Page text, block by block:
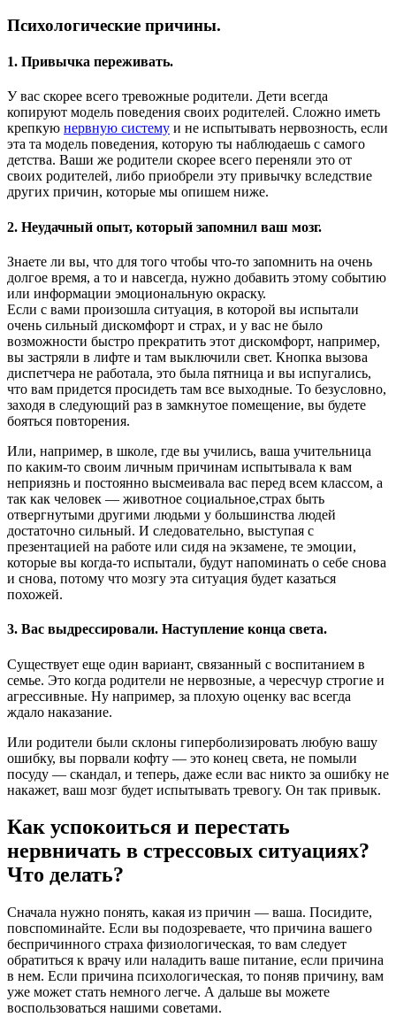
Психологические причины.
1. Привычка переживать.
У вас скорее всего тревожные родители. Дети всегда
копируют модель поведения своих родителей. Сложно иметь
крепкую нервную систему и не испытывать нервозность, если
эта та модель поведения, которую ты наблюдаешь с самого
детства. Ваши же родители скорее всего переняли это от
своих родителей, либо приобрели эту привычку вследствие
других причин, которые мы опишем ниже.
2. Неудачный опыт, который запомнил ваш мозг.
Знаете ли вы, что для того чтобы что-то запомнить на очень
долгое время, а то и навсегда, нужно добавить этому событию
или информации эмоциональную окраску.
Если с вами произошла ситуация, в которой вы испытали
очень сильный дискомфорт и страх, и у вас не было
возможности быстро прекратить этот дискомфорт, например,
вы застряли в лифте и там выключили свет. Кнопка вызова
диспетчера не работала, это была пятница и вы испугались,
что вам придется просидеть там все выходные. То безусловно,
заходя в следующий раз в замкнутое помещение, вы будете
бояться повторения.
Или, например, в школе, где вы учились, ваша учительница
по каким-то своим личным причинам испытывала к вам
неприязнь и постоянно высмеивала вас перед всем классом, а
так как человек — животное социальное,страх быть
отвергнутыми другими людьми у большинства людей
достаточно сильный. И следовательно, выступая с
презентацией на работе или сидя на экзамене, те эмоции,
которые вы когда-то испытали, будут напоминать о себе снова
и снова, потому что мозгу эта ситуация будет казаться
похожей.
3. Вас выдрессировали. Наступление конца света.
Существует еще один вариант, связанный с воспитанием в
семье. Это когда родители не нервозные, а чересчур строгие и
агрессивные. Ну например, за плохую оценку вас всегда
ждало наказание.
Или родители были склоны гиперболизировать любую вашу
ошибку, вы порвали кофту — это конец света, не помыли
посуду — скандал, и теперь, даже если вас никто за ошибку не
накажет, ваш мозг будет испытывать тревогу. Он так привык.
Как успокоиться и перестать
нервничать в стрессовых ситуациях?
Что делать?
Сначала нужно понять, какая из причин — ваша. Посидите,
повспоминайте. Если вы подозреваете, что причина вашего
беспричинного страха физиологическая, то вам следует
обратиться к врачу или наладить ваше питание, если причина
в нем. Если причина психологическая, то поняв причину, вам
уже может стать немного легче. А дальше вы можете
воспользоваться нашими советами.